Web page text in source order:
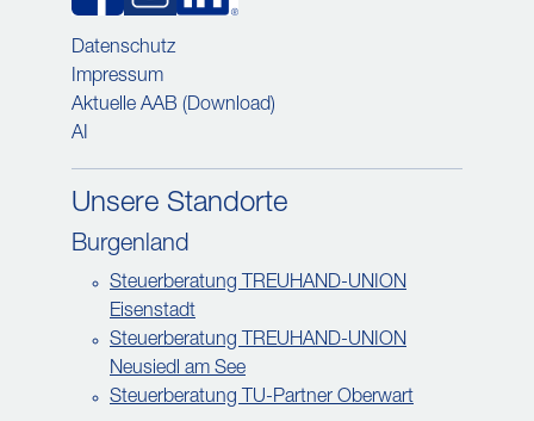
Datenschutz
Impressum
Aktuelle AAB (Download)
AI
Unsere Standorte
Burgenland
Steuerberatung TREUHAND-UNION
Eisenstadt
Steuerberatung TREUHAND-UNION
Neusiedl am See
Steuerberatung TU-Partner Oberwart